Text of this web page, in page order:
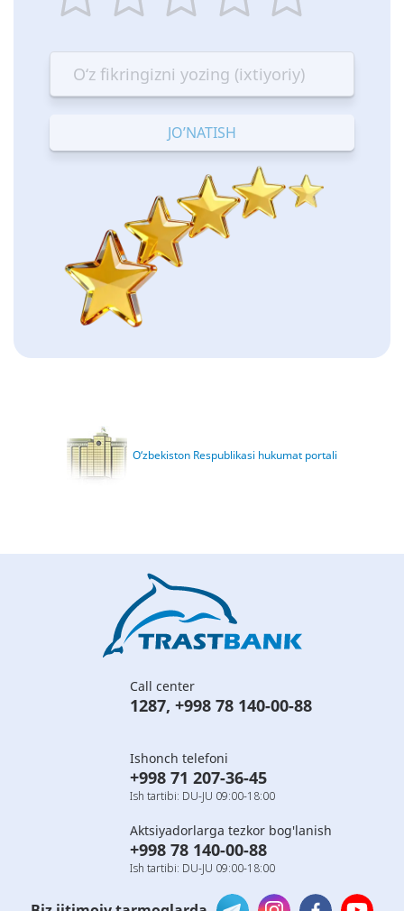
star
Terrible
stars
—
Bad
stars
—
OK
stars
—
Good
stars
—
Excellent
O‘zbekiston Respublikasi hukumat portali
Call center
1287, +998 78 140-00-88
Ishonch telefoni
+998 71 207-36-45
Ish tartibi: DU-JU 09:00-18:00
Aktsiyadorlarga tezkor bog'lanish
+998 78 140-00-88
Ish tartibi: DU-JU 09:00-18:00